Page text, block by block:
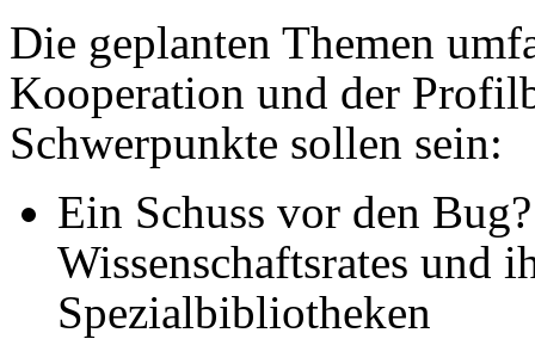
Die geplanten Themen
Kooperation und der
Schwerpunkte sollen sein:
Ein Schuss vor den
Wissenschaftsrates und
Spezialbibliotheken